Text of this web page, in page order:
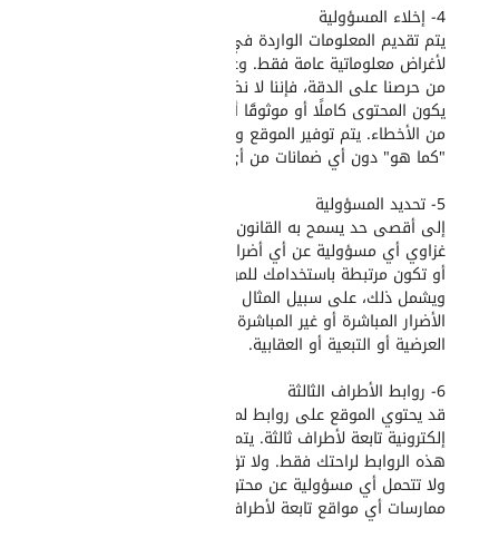
4- إخلاء المسؤولية
يتم تقديم المعلومات الواردة في الموقع
لأغراض معلوماتية عامة فقط. وعلى الرغم
من حرصنا على الدقة، فإننا لا نضمن أن
يكون المحتوى كاملًا أو موثوقًا أو خاليًا
من الأخطاء. يتم توفير الموقع ومحتواه
"كما هو" دون أي ضمانات من أي نوع.
5- تحديد المسؤولية
إلى أقصى حد يسمح به القانون، لا تتحمل
غزاوي أي مسؤولية عن أي أضرار تنشأ عن
أو تكون مرتبطة باستخدامك للموقع.
ويشمل ذلك، على سبيل المثال لا الحصر،
الأضرار المباشرة أو غير المباشرة أو
العرضية أو التبعية أو العقابية.
6- روابط الأطراف الثالثة
قد يحتوي الموقع على روابط لمواقع
إلكترونية تابعة لأطراف ثالثة. يتم توفير
هذه الروابط لراحتك فقط. ولا تؤيد غزاوي
ولا تتحمل أي مسؤولية عن محتوى أو
ممارسات أي مواقع تابعة لأطراف ثالثة.